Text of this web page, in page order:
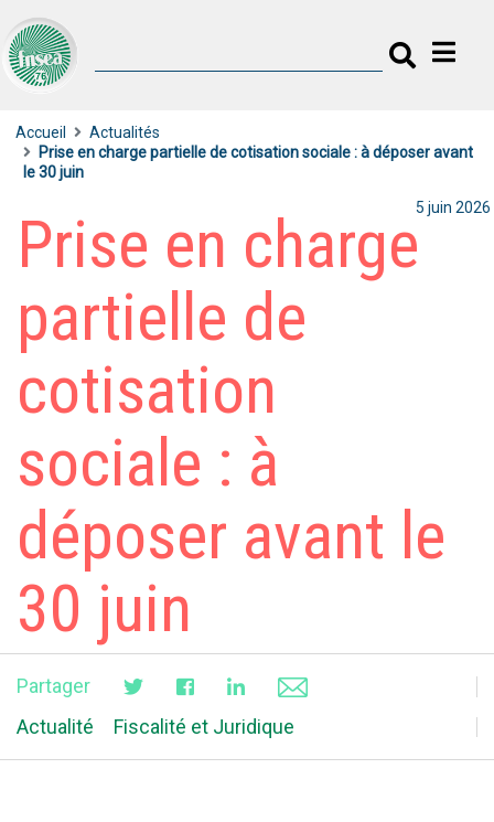
Accueil
Actualités
Prise en charge partielle de cotisation sociale : à déposer avant
le 30 juin
Prise en charge
partielle de
cotisation
sociale : à
déposer avant le
30 juin
5 juin 2026
Partager
Actualité
Fiscalité et Juridique